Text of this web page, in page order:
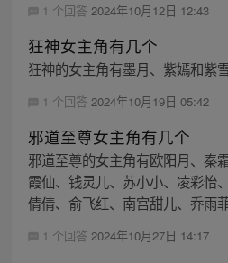
1 个回答 2024年10月12日 12:43
狂神女主角有几个
狂神的女主角有墨月、紫嫣和紫
1 个回答 2024年10月19日 05:42
邪道至尊女主角有几个
邪道至尊的女主角有欧阳月、秦
霞仙、钱灵儿、苏小小、凌彩怡
倩倩、俞飞红、南宫甜儿、乔雨
1 个回答 2024年10月27日 14:17